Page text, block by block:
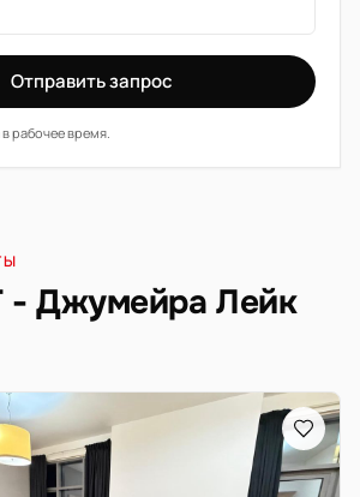
Отправить запрос
рабочее время.
- Джумейра Лейк